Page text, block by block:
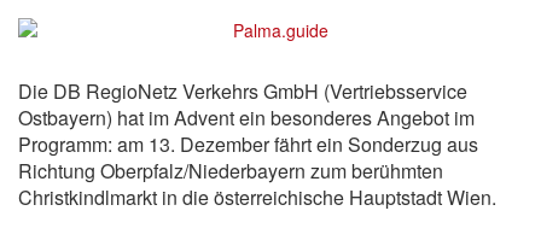
Die DB RegioNetz Verkehrs GmbH (Vertriebsservice
Ostbayern) hat im Advent ein besonderes Angebot im
Programm: am 13. Dezember fährt ein Sonderzug aus
Richtung Oberpfalz/Niederbayern zum berühmten
Christkindlmarkt in die österreichische Hauptstadt Wien.